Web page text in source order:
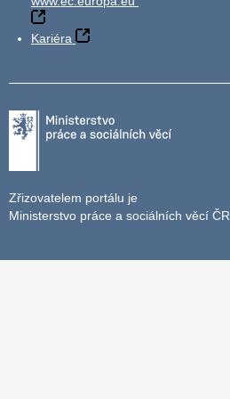
Kariéra
Zřizovatelem portálu je
Ministerstvo práce a sociálních věcí ČR